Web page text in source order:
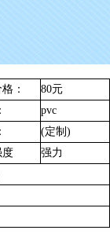
：
80元
pvc
(定制)
度
强力